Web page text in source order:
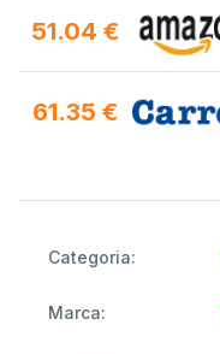
51.04 €
61.35 €
Categoria:
Marca: